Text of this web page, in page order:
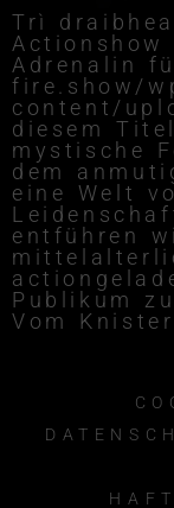
Trì
Actionshow
Adrenalin
fire.show/
content/
diesem
mystische
dem
eine Welt
entführen
Publikum
Vom